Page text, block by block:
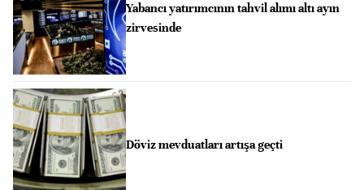
Yabancı yatırımcının tahvil alımı altı ayın
zirvesinde
Döviz mevduatları artışa geçti